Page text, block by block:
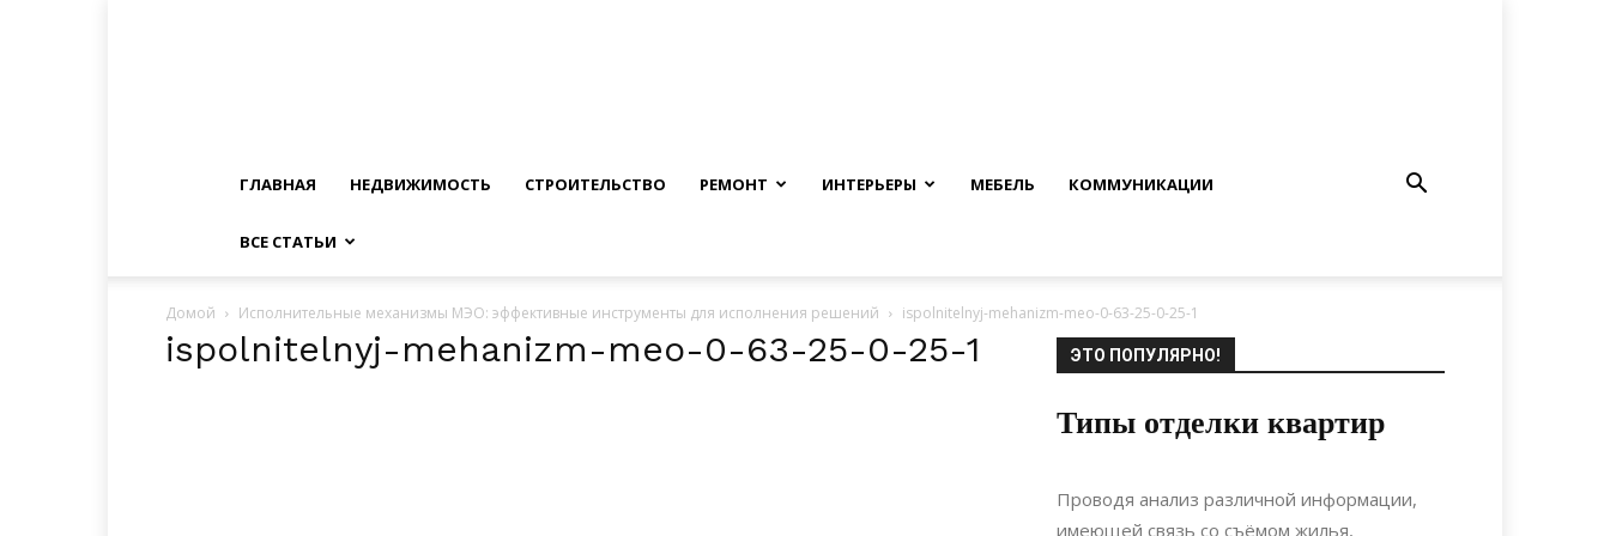
ГЛАВНАЯ НЕДВИЖИМОСТЬ СТРОИТЕЛЬСТВО РЕМОНТ ИНТЕРЬЕРЫ МЕБЕЛЬ КОММУНИКАЦИИ
ВСЕ СТАТЬИ
Домой Исполнительные механизмы МЭО: эффективные инструменты для исполнения решений ispolnitelnyj-mehanizm-meo-0-63-25-0-25-1
ispolnitelnyj-mehanizm-meo-0-63-25-0-25-1 ЭТО ПОПУЛЯРНО!
Типы отделки квартир
06.10.2017
Проводя анализ различной информации,
имеющей связь со съёмом жилья,